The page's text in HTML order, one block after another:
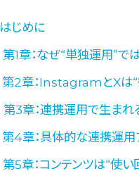
はじめに
第1章：なぜ“単独運用”で
第2章：InstagramとXは“
第3章：連携運用で生まれ
第4章：具体的な連携運用
第5章：コンテンツは“使